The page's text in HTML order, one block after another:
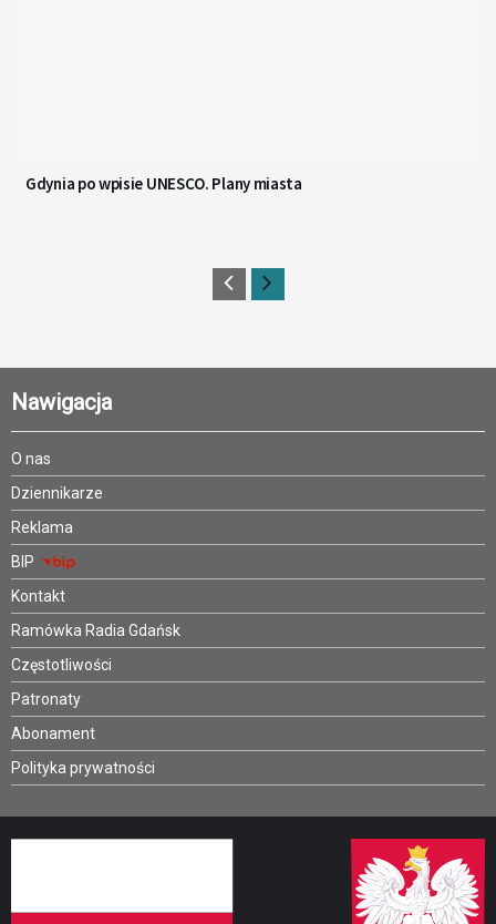
Gdynia po wpisie UNESCO. Plany miasta
Nawigacja
O nas
Dziennikarze
Reklama
BIP
Kontakt
Ramówka Radia Gdańsk
Częstotliwości
Patronaty
Abonament
Polityka prywatności